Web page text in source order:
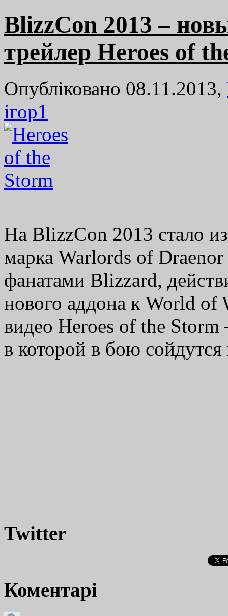
BlizzCon 2013 –
трейлер Heroes of
Опубліковано 08.11.2013,
ігор1
На BlizzCon 2013 стало
марка Warlords of
фанатами Blizzard,
нового аддона к World of
видео Heroes of the
в которой в бою
Twitter
Коментарі